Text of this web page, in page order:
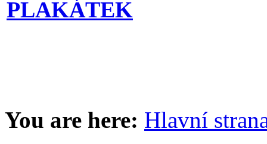
PLAKÁTEK
You are here: Hlavní